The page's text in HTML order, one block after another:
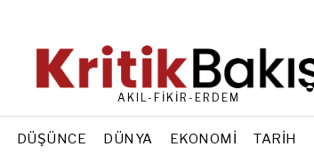
AKIL-FİKİR-ERDEM
DÜŞÜNCE DÜNYA EKONOMI TARIH